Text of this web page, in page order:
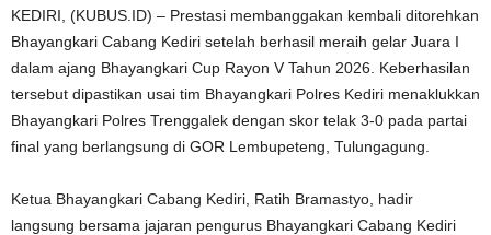
KEDIRI, (KUBUS.ID) – Prestasi membanggakan kembali ditorehkan
Bhayangkari Cabang Kediri setelah berhasil meraih gelar Juara I
dalam ajang Bhayangkari Cup Rayon V Tahun 2026. Keberhasilan
tersebut dipastikan usai tim Bhayangkari Polres Kediri menaklukkan
Bhayangkari Polres Trenggalek dengan skor telak 3-0 pada partai
final yang berlangsung di GOR Lembupeteng, Tulungagung.
Ketua Bhayangkari Cabang Kediri, Ratih Bramastyo, hadir
langsung bersama jajaran pengurus Bhayangkari Cabang Kediri